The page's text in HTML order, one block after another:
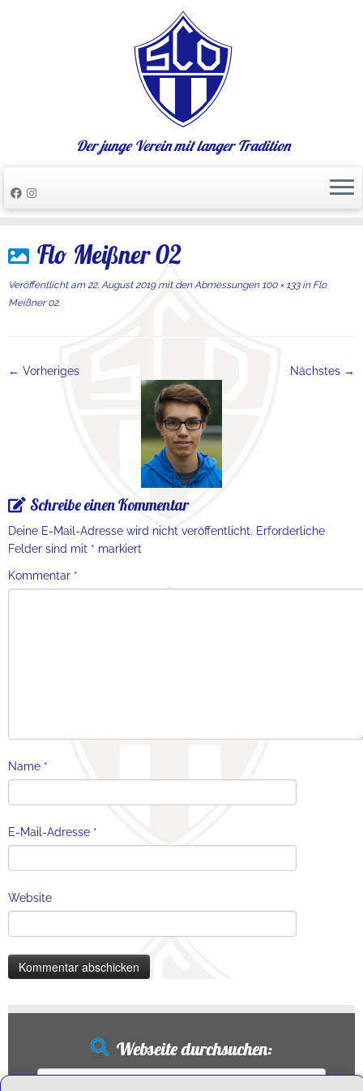
Inhalt
Der junge Verein mit langer Tradition
Flo Meißner 02
Veröffentlicht am 22. August 2019mit den Abmessungen100 × 133inFlo
Meißner 02.
← Vorheriges Nächstes →
Schreibe einen Kommentar
Deine E-Mail-Adresse wird nicht veröffentlicht. Erforderliche
Felder sind mit * markiert
Kommentar *
Name *
E-Mail-Adresse *
Website
Webseite durchsuchen:
Suchen